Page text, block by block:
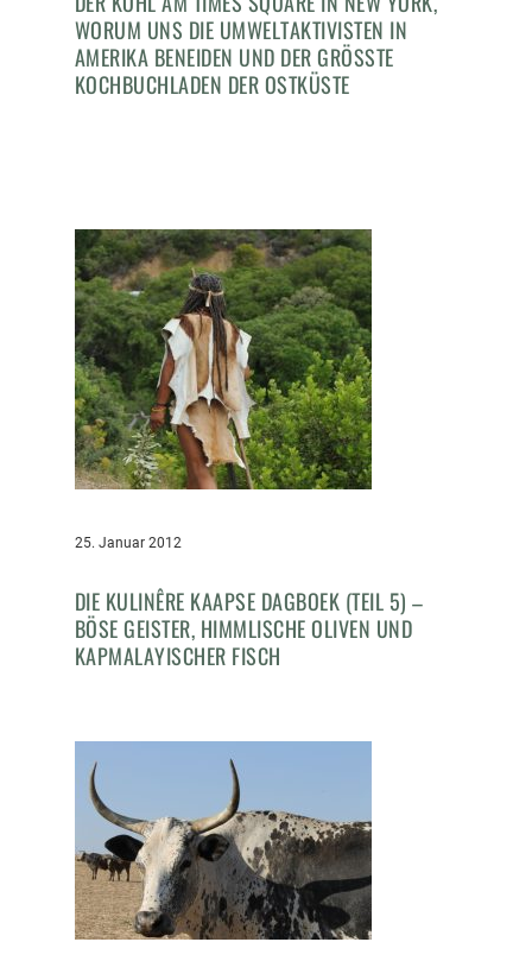
WORUM UNS DIE UMWELTAKTIVISTEN IN
AMERIKA BENEIDEN UND DER GRÖSSTE K
OCHBUCHLADEN DER OSTKÜSTE
25. Januar 2012
DIE KULINÊRE KAAPSE DAGBOEK (TEIL 5) –
BÖSE GEISTER, HIMMLISCHE OLIVEN UND
KAPMALAYISCHER FISCH